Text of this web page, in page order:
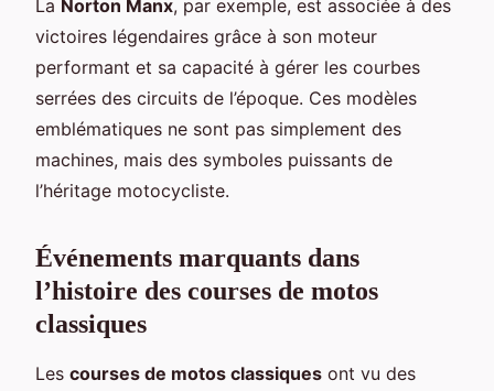
La Norton Manx, par exemple, est associée à des
victoires légendaires grâce à son moteur
performant et sa capacité à gérer les courbes
serrées des circuits de l’époque. Ces modèles
emblématiques ne sont pas simplement des
machines, mais des symboles puissants de
l’héritage motocycliste.
Événements marquants dans
l’histoire des courses de motos
classiques
Les courses de motos classiques ont vu des